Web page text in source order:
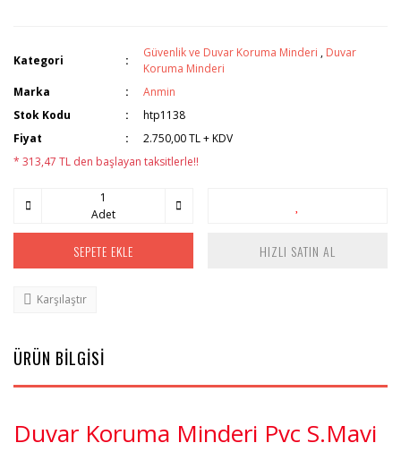
Kategori
Güvenlik ve Duvar Koruma Minderi , Duvar
Koruma Minderi
Marka
Anmin
Stok Kodu
htp1138
Fiyat
2.750,00 TL + KDV
* 313,47 TL den başlayan taksitlerle!!
Adet
SEPETE EKLE HIZLI SATIN AL
Karşılaştır
ÜRÜN BİLGİSİ
Duvar Koruma Minderi Pvc S.Mavi